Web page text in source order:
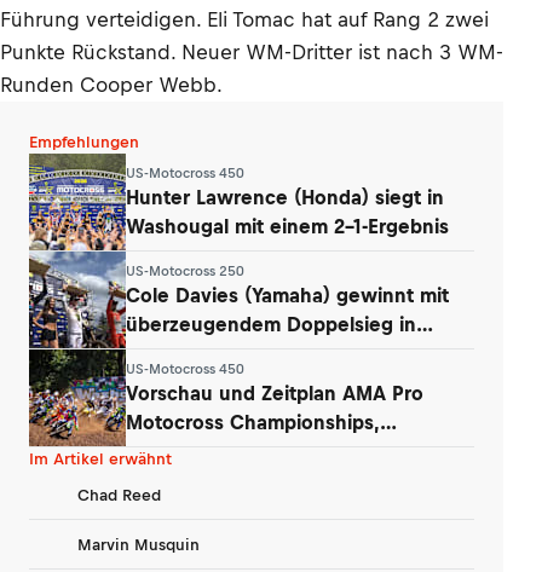
Führung verteidigen. Eli Tomac hat auf Rang 2 zwei
Punkte Rückstand. Neuer WM-Dritter ist nach 3 WM-
Runden Cooper Webb.
Empfehlungen
US-Motocross 450
Hunter Lawrence (Honda) siegt in
Washougal mit einem 2-1-Ergebnis
US-Motocross 250
Cole Davies (Yamaha) gewinnt mit
überzeugendem Doppelsieg in
US-Motocross 450
Vorschau und Zeitplan AMA Pro
Motocross Championships,
Washougal
Im Artikel erwähnt
Chad Reed
Marvin Musquin